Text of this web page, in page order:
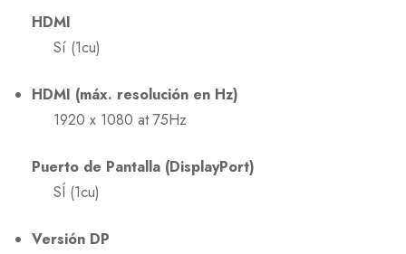
HDMI
Sí (1cu)
HDMI (máx. resolución en Hz)
1920 x 1080 at 75Hz
Puerto de Pantalla (DisplayPort)
SÍ (1cu)
Versión DP